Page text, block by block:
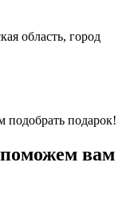
область, город
вам